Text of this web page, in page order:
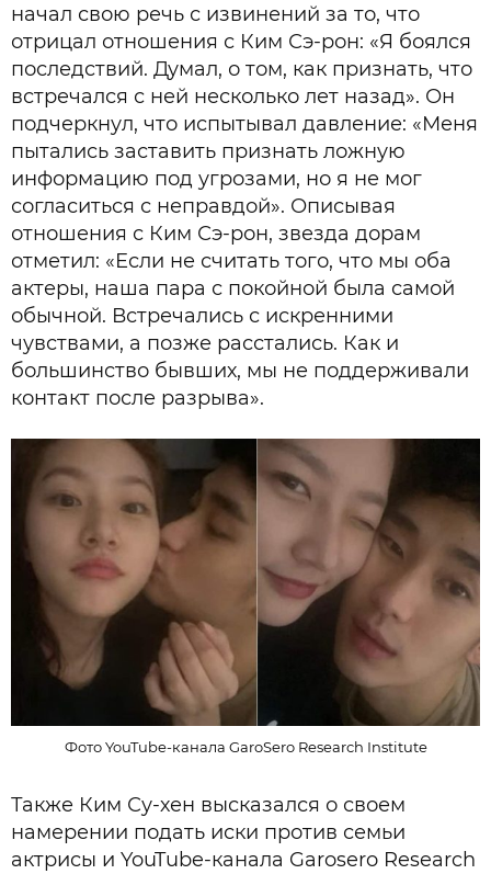
начал свою речь с извинений за то, что
отрицал отношения с Ким Сэ-рон: «Я боялся
последствий. Думал, о том, как признать, что
встречался с ней несколько лет назад». Он
подчеркнул, что испытывал давление: «Меня
пытались заставить признать ложную
информацию под угрозами, но я не мог
согласиться с неправдой». Описывая
отношения с Ким Сэ-рон, звезда дорам
отметил: «Если не считать того, что мы оба
актеры, наша пара с покойной была самой
обычной. Встречались с искренними
чувствами, а позже расстались. Как и
большинство бывших, мы не поддерживали
контакт после разрыва».
Фото YouTube-канала GaroSero Research Institute
Также Ким Су-хен высказался о своем
намерении подать иски против семьи
актрисы и YouTube-канала Garosero Research